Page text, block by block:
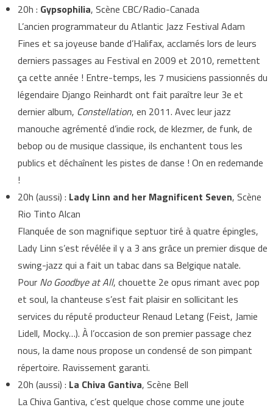
20h : Gypsophilia, Scène CBC/Radio-Canada
L’ancien programmateur du Atlantic Jazz Festival Adam
Fines et sa joyeuse bande d’Halifax, acclamés lors de leurs
derniers passages au Festival en 2009 et 2010, remettent
ça cette année ! Entre-temps, les 7 musiciens passionnés du
légendaire Django Reinhardt ont fait paraître leur 3e et
dernier album, Constellation, en 2011. Avec leur jazz
manouche agrémenté d’indie rock, de klezmer, de funk, de
bebop ou de musique classique, ils enchantent tous les
publics et déchaînent les pistes de danse ! On en redemande
!
20h (aussi) : Lady Linn and her Magnificent Seven, Scène
Rio Tinto Alcan
Flanquée de son magnifique septuor tiré à quatre épingles,
Lady Linn s’est révélée il y a 3 ans grâce un premier disque de
swing-jazz qui a fait un tabac dans sa Belgique natale.
Pour No Goodbye at All, chouette 2e opus rimant avec pop
et soul, la chanteuse s’est fait plaisir en sollicitant les
services du réputé producteur Renaud Letang (Feist, Jamie
Lidell, Mocky…). À l’occasion de son premier passage chez
nous, la dame nous propose un condensé de son pimpant
répertoire. Ravissement garanti.
20h (aussi) : La Chiva Gantiva, Scène Bell
La Chiva Gantiva, c’est quelque chose comme une joute